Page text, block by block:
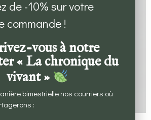
de -10% sur votre
commande !
vous à notre
« La chronique du
vivant »
bimestrielle nos courriers où
: